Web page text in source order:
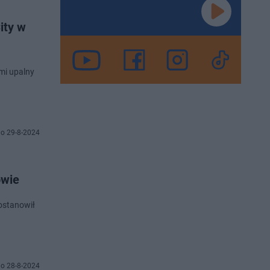
w
upalny
29-8-2024
28-8-2024